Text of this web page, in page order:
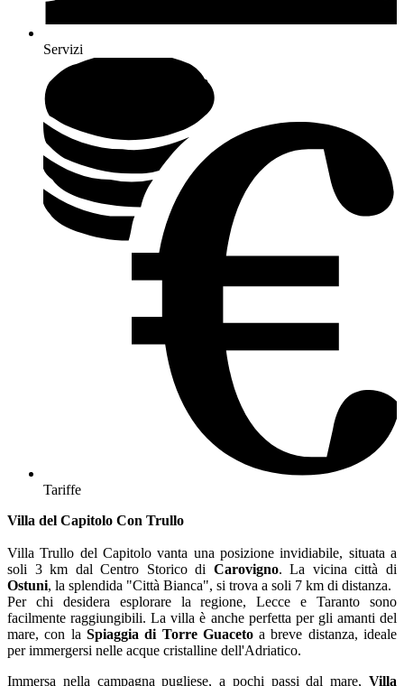
Servizi
Tariffe
Villa del Capitolo Con Trullo
Villa Trullo del Capitolo vanta una posizione invidiabile, situata a
soli 3 km dal Centro Storico di Carovigno. La vicina città di
Ostuni, la splendida "Città Bianca", si trova a soli 7 km di distanza.
Per chi desidera esplorare la regione, Lecce e Taranto sono
facilmente raggiungibili. La villa è anche perfetta per gli amanti del
mare, con la Spiaggia di Torre Guacetoa breve distanza, ideale
per immergersi nelle acque cristalline dell'Adriatico.
Immersa nella campagna pugliese, a pochi passi dal mare, Villa